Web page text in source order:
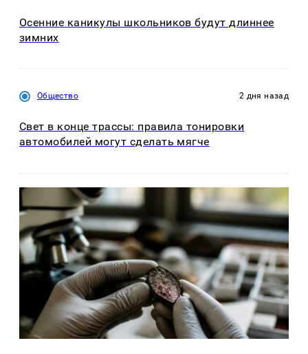
Осенние каникулы школьников будут длиннее
зимних
Общество 2 дня назад
Свет в конце трассы: правила тонировки
автомобилей могут сделать мягче